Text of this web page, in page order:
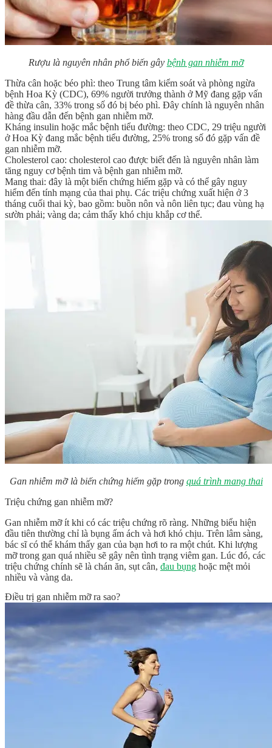
Rượu là nguyên nhân phổ biến gây bệnh gan nhiễm mỡ
Thừa cân hoặc béo phì: theo Trung tâm kiểm soát và phòng ngừa
bệnh Hoa Kỳ (CDC), 69% người trưởng thành ở Mỹ đang gặp vấn
đề thừa cân, 33% trong số đó bị béo phì. Đây chính là nguyên nhân
hàng đầu dẫn đến bệnh gan nhiễm mỡ.
Kháng insulin hoặc mắc bệnh tiểu đường: theo CDC, 29 triệu người
ở Hoa Kỳ đang mắc bệnh tiểu đường, 25% trong số đó gặp vấn đề
gan nhiễm mỡ.
Cholesterol cao: cholesterol cao được biết đến là nguyên nhân làm
tăng nguy cơ bệnh tim và bệnh gan nhiễm mỡ.
Mang thai: đây là một biến chứng hiếm gặp và có thể gây nguy
hiểm đến tính mạng của thai phụ. Các triệu chứng xuất hiện ở 3
tháng cuối thai kỳ, bao gồm: buồn nôn và nôn liên tục; đau vùng hạ
sườn phải; vàng da; cảm thấy khó chịu khắp cơ thể.
Gan nhiễm mỡ là biến chứng hiếm gặp trong quá trình mang thai
Triệu chứng gan nhiễm mỡ?
Gan nhiễm mỡ ít khi có các triệu chứng rõ ràng. Những biểu hiện
đầu tiên thường chỉ là bụng ấm ách và hơi khó chịu. Trên lâm sàng,
bác sĩ có thể khám thấy gan của bạn hơi to ra một chút. Khi lượng
mỡ trong gan quá nhiều sẽ gây nên tình trạng viêm gan. Lúc đó, các
triệu chứng chính sẽ là chán ăn, sụt cân, đau bụng hoặc mệt mỏi
nhiều và vàng da.
Điều trị gan nhiễm mỡ ra sao?